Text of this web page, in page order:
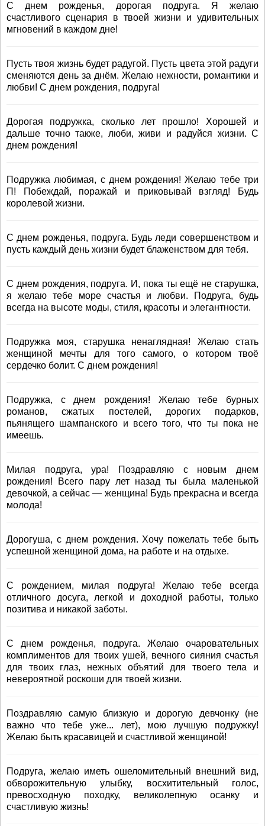
С днем рожденья, дорогая подруга. Я желаю
счастливого сценария в твоей жизни и удивительных
мгновений в каждом дне!
Пусть твоя жизнь будет радугой. Пусть цвета этой радуги
сменяются день за днём. Желаю нежности, романтики и
любви! С днем рождения, подруга!
Дорогая подружка, сколько лет прошло! Хорошей и
дальше точно также, люби, живи и радуйся жизни. С
днем рождения!
Подружка любимая, с днем рождения! Желаю тебе три
П! Побеждай, поражай и приковывай взгляд! Будь
королевой жизни.
С днем рожденья, подруга. Будь леди совершенством и
пусть каждый день жизни будет блаженством для тебя.
С днем рождения, подруга. И, пока ты ещё не старушка,
я желаю тебе море счастья и любви. Подруга, будь
всегда на высоте моды, стиля, красоты и элегантности.
Подружка моя, старушка ненаглядная! Желаю стать
женщиной мечты для того самого, о котором твоё
сердечко болит. С днем рождения!
Подружка, с днем рождения! Желаю тебе бурных
романов, сжатых постелей, дорогих подарков,
пьянящего шампанского и всего того, что ты пока не
имеешь.
Милая подруга, ура! Поздравляю с новым днем
рождения! Всего пару лет назад ты была маленькой
девочкой, а сейчас — женщина! Будь прекрасна и всегда
молода!
Дорогуша, с днем рождения. Хочу пожелать тебе быть
успешной женщиной дома, на работе и на отдыхе.
С рождением, милая подруга! Желаю тебе всегда
отличного досуга, легкой и доходной работы, только
позитива и никакой заботы.
С днем рожденья, подруга. Желаю очаровательных
комплиментов для твоих ушей, вечного сияния счастья
для твоих глаз, нежных объятий для твоего тела и
невероятной роскоши для твоей жизни.
Поздравляю самую близкую и дорогую девчонку (не
важно что тебе уже... лет), мою лучшую подружку!
Желаю быть красавицей и счастливой женщиной!
Подруга, желаю иметь ошеломительный внешний вид,
обворожительную улыбку, восхитительный голос,
превосходную походку, великолепную осанку и
счастливую жизнь!